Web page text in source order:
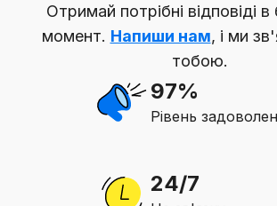
Отримай потрібні відповіді
момент. Напиши нам, і ми
тобою.
97%
Рівень
24/7